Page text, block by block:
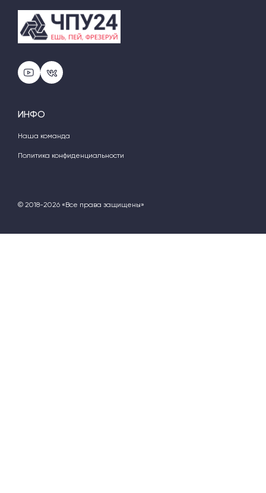
ИНФО
Наша команда
Политика конфиденциальности
© 2018-2026 «Все права защищены»